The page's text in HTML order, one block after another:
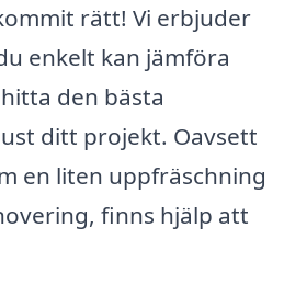
rätt! Vi erbjuder
enkelt kan jämföra
den bästa
ditt projekt. Oavsett
en liten uppfräschning
finns hjälp att